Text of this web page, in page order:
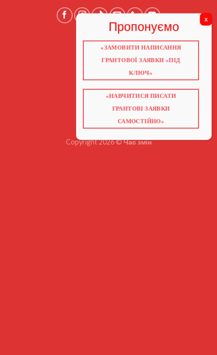
ГОЛОВНА
ПРО НАС
ГРАНТИ 2026
НАВЧАННЯ
КНИГИ
ВІДЕО ПРО ГРАНТИ
Copyright 2026 ©Час змін
«ЗАМОВИТИ НАПИСАННЯ
ГРАНТОВОЇ ЗАЯВКИ «ПІД
КЛЮЧ»
«НАВЧИТИСЯ ПИСАТИ
ГРАНТОВІ ЗАЯВКИ
САМОСТІЙНО»